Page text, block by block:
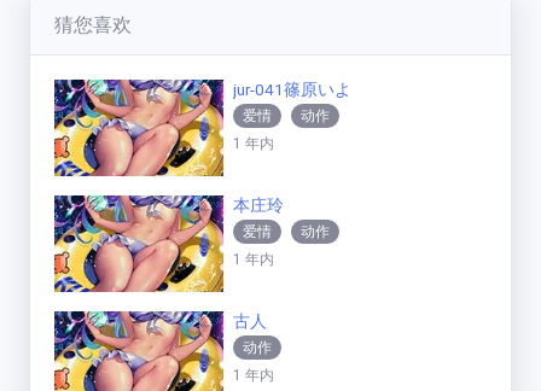
猜您喜欢
jur-041篠原いよ
爱情
动作
1 年内
本庄玲
爱情
动作
1 年内
古人
动作
1 年内